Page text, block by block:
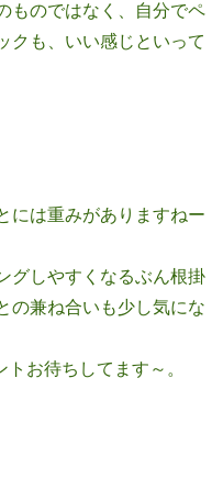
ものではなく、自分でペ
クも、いい感じといって
には重みがありますねー
グしやすくなるぶん根掛
の兼ね合いも少し気にな
お待ちしてます～。